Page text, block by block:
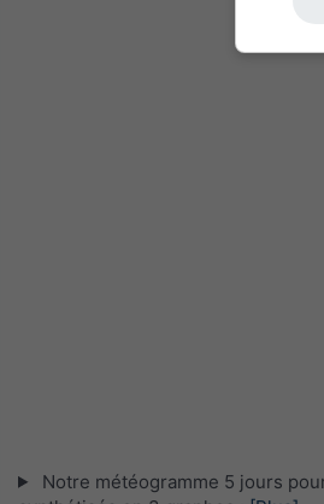
Notre météogramme 5 jours